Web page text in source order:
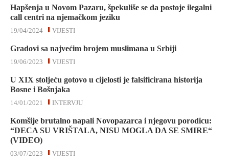
Hapšenja u Novom Pazaru, špekuliše se da postoje ilegalni
call centri na njemačkom jeziku
VIJESTI
19/04/2024
Gradovi sa najvećim brojem muslimana u Srbiji
VIJESTI
19/06/2023
U XIX stoljeću gotovo u cijelosti je falsificirana historija
Bosne i Bošnjaka
INTERVJU
14/01/2021
Komšije brutalno napali Novopazarca i njegovu porodicu:
“DECA SU VRIŠTALA, NISU MOGLA DA SE SMIRE“
(VIDEO)
VIJESTI
03/07/2023